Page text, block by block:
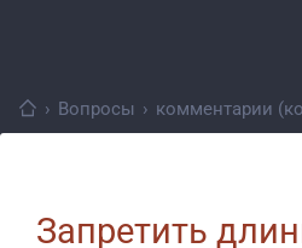
› Вопросы › комментарии
Запретить